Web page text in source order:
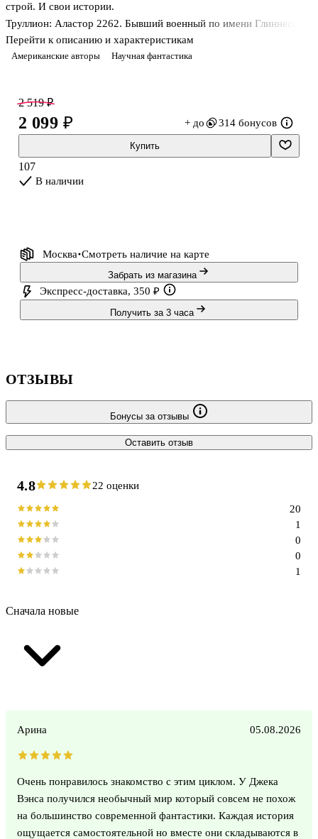
Американские авторы Научная фантастика
строй. И свои истории.
Труллион: Аластор 2262. Бывший военный по имени Глиннесс
возвращается на родину после многолетней службы, но вместо
теплого приема сталкивается с интригами в семье и хаосом в
«хуссейд». Глиннесс быстро находит команду и обзаводится
нужными знакомствами, но его азарт вкупе с талантом и
природной смекалкой к неожиданным открытиям.
Вист: Аластор 1716. Юный художник Джантифф решает пос
Перейти к описанию и характеристикам
2 519 ₽
2 099 ₽ + до 314 бонусов
Купить
107
В наличии
Москва Смотреть наличие на карте
Забрать из магазина
Экспресс-доставка, 350 ₽
Получить за 3 часа
ОТЗЫВЫ
Бонусы за отзывы
Оставить отзыв
4.8 22 оценки
1
0
0
1
20
Сначала новые
Арина 05.08.2026
Очень понравилось знакомство с этим циклом. У Джека
Вэнса получился необычный мир который совсем не похож
на большинство современной фантастики. Каждая история
ощущается самостоятельной но вместе они складываются в